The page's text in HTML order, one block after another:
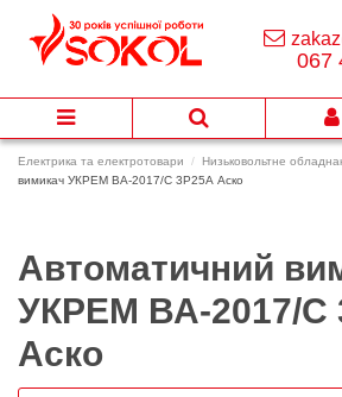
Електрика та електротовари Низьковольтне
вимикач УКРЕМ ВА-2017/С 3Р25А Аско
Автоматичний
УКРЕМ ВА-2017/С
Аско
067